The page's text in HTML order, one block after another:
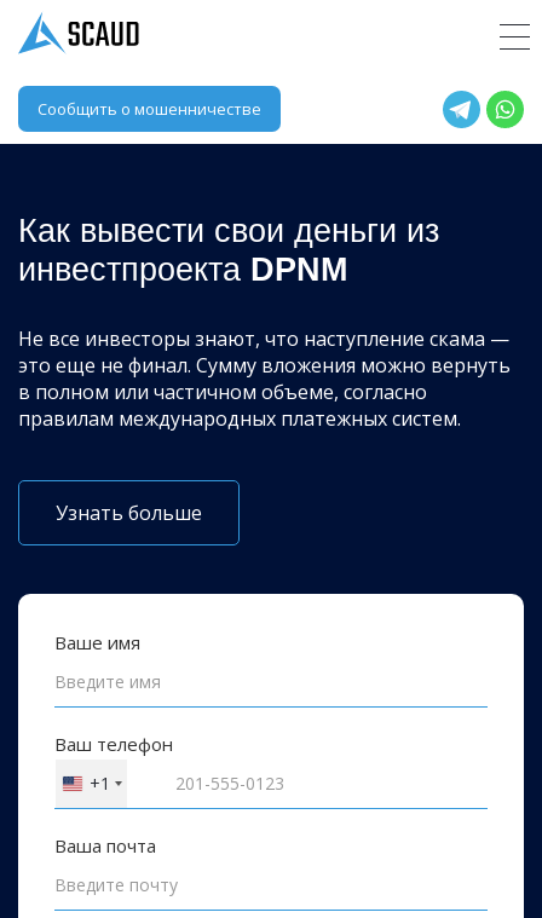
Сообщить о мошенничестве
Как вывести свои деньги из
инвестпроекта DPNM
Не все инвесторы знают, что наступление скама —
это еще не финал. Сумму вложения можно вернуть
в полном или частичном объеме, согласно
правилам международных платежных систем.
Узнать больше
Ваше имя
Ваш телефон
United
States
+1
+1
Ваша почта